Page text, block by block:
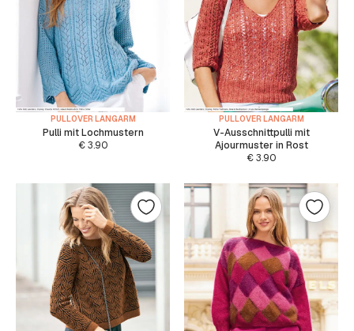
PULLOVER LANGARM
Pulli mit Lochmustern
€3.90
PULLOVER LANGARM
V-Ausschnittpulli mit
Ajourmuster in Rost
€3.90